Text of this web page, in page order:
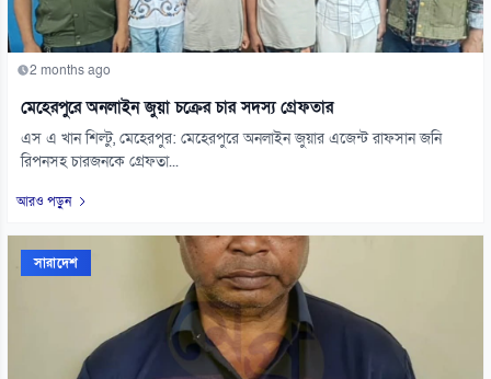
2 months ago
মেহেরপুরে অনলাইন জুয়া চক্রের চার সদস্য গ্রেফতার
এস এ খান শিল্টু, মেহেরপুর: মেহেরপুরে অনলাইন জুয়ার এজেন্ট রাফসান জনি
রিপনসহ চারজনকে গ্রেফতা...
আরও পড়ুন
সারাদেশ